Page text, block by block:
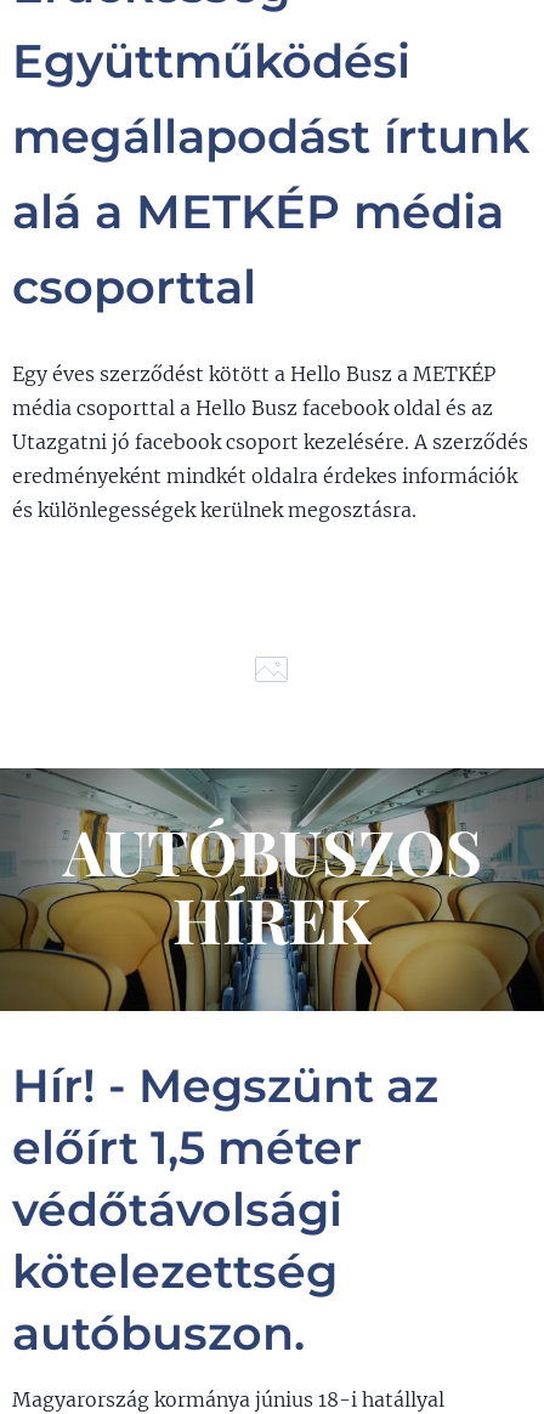
Együttműködési
megállapodást írtunk
alá a METKÉP média
csoporttal
Egy éves szerződést kötött a Hello Busz a METKÉP
média csoporttal a Hello Busz facebook oldal és az
Utazgatni jó facebook csoport kezelésére. A szerződés
eredményeként mindkét oldalra érdekes információk
és különlegességek kerülnek megosztásra.
AUTÓBUSZOS
HÍREK
Hír! - Megszünt az
előírt 1,5 méter
védőtávolsági
kötelezettség
autóbuszon.
Magyarország kormánya június 18-i hatállyal